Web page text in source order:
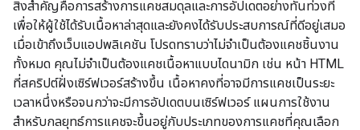
สิ่งสำคัญคือการสร้างการแคชสมดุลและการอัปเดตอย่างทันท่วงที
เพื่อให้ผู้ใช้ได้รับเนื้อหาล่าสุดและยังคงได้รับประสบการณ์ที่ดีอยู่เสมอ
เมื่อเข้าถึงเว็บแอปพลิเคชัน โปรดทราบว่าไม่จําเป็นต้องแคชชิ้นงาน
ทั้งหมด คุณไม่จำเป็นต้องแคชเนื้อหาแบบไดนามิก เช่น หน้า HTML
ที่สคริปต์ฝั่งเซิร์ฟเวอร์สร้างขึ้น เนื้อหาคงที่อาจมีการแคชเป็นระยะ
เวลาหนึ่งหรือจนกว่าจะมีการอัปเดตบนเซิร์ฟเวอร์ แผนการใช้งาน
สำหรับกลยุทธ์การแคชจะขึ้นอยู่กับประเภทของการแคชที่คุณเลือก